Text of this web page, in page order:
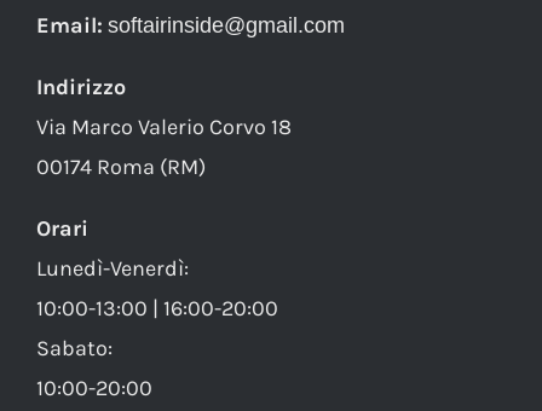
Email: softairinside@gmail.com
Indirizzo
Via Marco Valerio Corvo 18
00174 Roma (RM)
Orari
Lunedì-Venerdì:
10:00-13:00 | 16:00-20:00
Sabato:
10:00-20:00